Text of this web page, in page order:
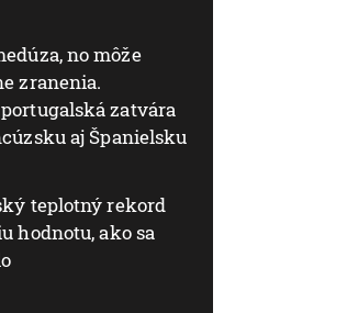
no môže
zranenia.
zatvára
aj Španielsku
teplotný rekord
hodnotu, ako sa